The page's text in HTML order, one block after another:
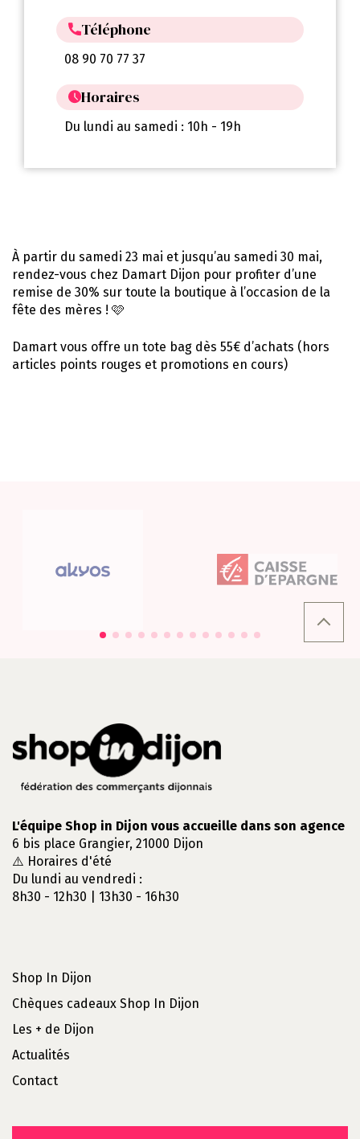
Téléphone
08 90 70 77 37
Horaires
Du lundi au samedi : 10h - 19h
À partir du samedi 23 mai et jusqu’au samedi 30 mai,
rendez-vous chez Damart Dijon pour profiter d’une
remise de 30% sur toute la boutique à l’occasion de la
fête des mères ! 🩷
Damart vous offre un tote bag dès 55€ d’achats (hors
articles points rouges et promotions en cours)
L'équipe Shop in Dijon vous accueille dans son agence
6 bis place Grangier, 21000 Dijon
⚠️ Horaires d'été
Du lundi au vendredi :
8h30 - 12h30 | 13h30 - 16h30
Shop In Dijon
Chèques cadeaux Shop In Dijon
Les + de Dijon
Actualités
Contact